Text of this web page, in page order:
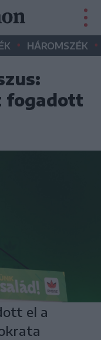
• HÁROMSZÉK •
fogadott
el a